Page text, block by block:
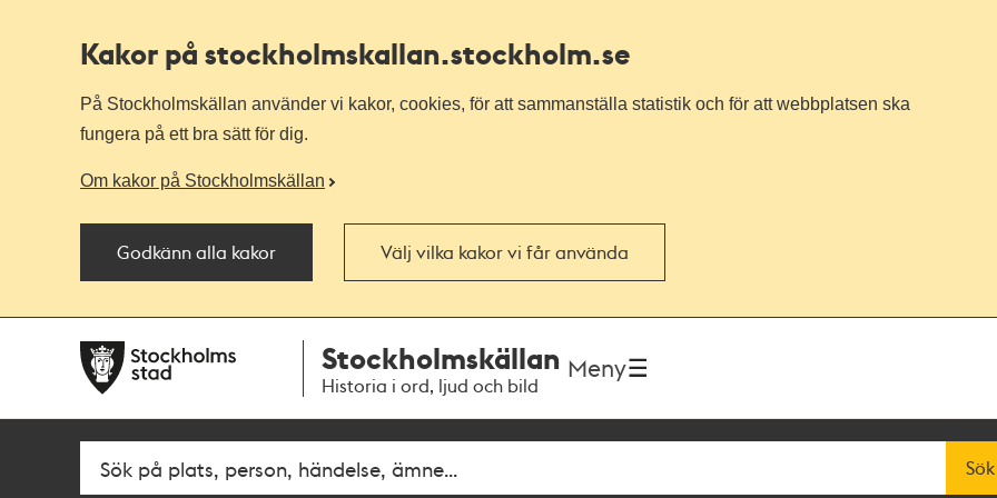
Kakor på stockholmskallan.stockholm.se
På Stockholmskällan använder vi kakor, cookies, för att sammanställa statistik och för att webbplatsen ska
fungera på ett bra sätt för dig.
Om kakor på Stockholmskällan
Godkänn alla kakor Välj vilka kakor vi får använda
navigationen
huvudinnehållet
Stockholmskällan
Historia i ord, ljud och bild
Meny
Fritextsök Sök